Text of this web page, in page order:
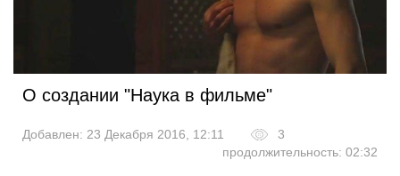
О создании "Наука в фильме"
Добавлен: 23 Декабря 2016, 12:11
3
продолжительность: 02:32